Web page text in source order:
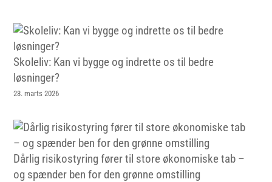
Skoleliv: Kan vi bygge og indrette os til bedre
løsninger?
23. marts 2026
Dårlig risikostyring fører til store økonomiske tab –
og spænder ben for den grønne omstilling